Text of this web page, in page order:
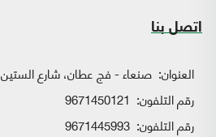
اتصل بنا
العنوان: صنعاء - فج عطان، شارع الستين
رقم التلفون: 9671450121
رقم التلفون: 9671445993